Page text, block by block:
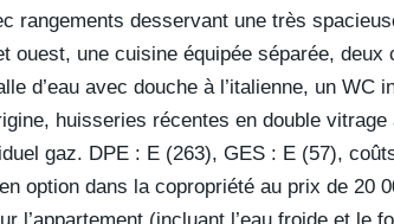
rangements desservant une très
ouest, une cuisine équipée séparée,
d’eau avec douche à l’italienne, un WC
huisseries récentes en double
gaz. DPE : E (263), GES : E (57),
option dans la copropriété au prix de 20
l’appartement (incluant l’eau froide et